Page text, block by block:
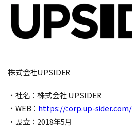
株式会社UPSIDER
・社名：株式会社 UPSIDER
・WEB： https://corp.up-sider.com/
・設立：2018年5月